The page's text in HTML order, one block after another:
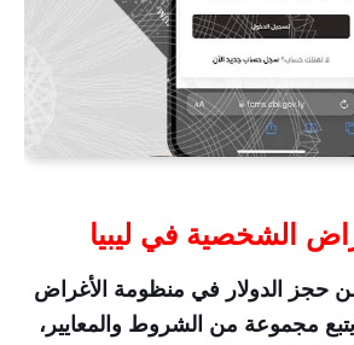
الشخصية في ليبيا
حجز الدولار في منظومة الأغراض
مجموعة من الشروط والمعايير،